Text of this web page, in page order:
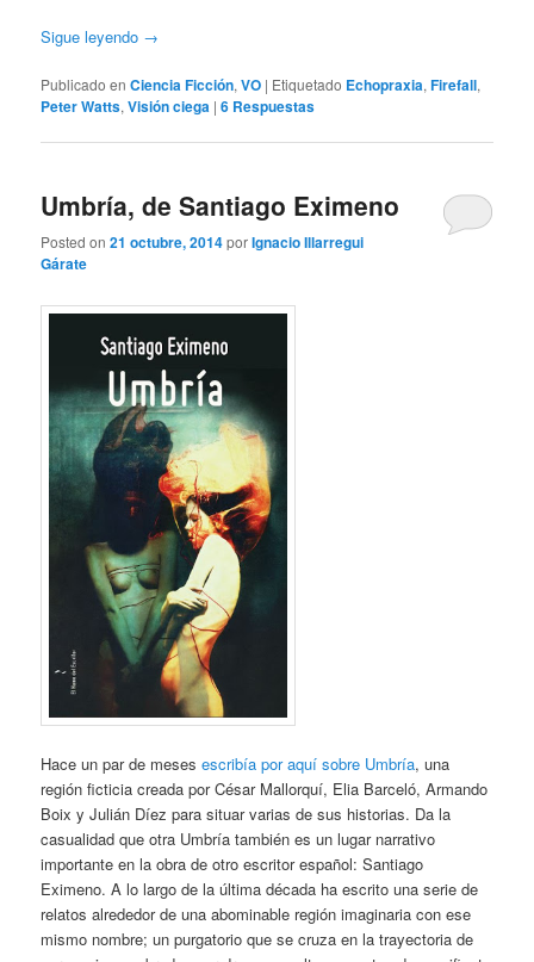
Sigue leyendo →
Publicado en Ciencia Ficción,VO | Etiquetado Echopraxia,Firefall,
Peter Watts,Visión ciega |6 Respuestas
Umbría, de Santiago Eximeno
Posted on21 octubre, 2014porIgnacio Illarregui
Gárate
Hace un par de mesesescribía por aquí sobre Umbría, una
región ficticia creada por César Mallorquí, Elia Barceló, Armando
Boix y Julián Díez para situar varias de sus historias. Da la
casualidad que otra Umbría también es un lugar narrativo
importante en la obra de otro escritor español: Santiago
Eximeno. A lo largo de la última década ha escrito una serie de
relatos alrededor de una abominable región imaginaria con ese
mismo nombre; un purgatorio que se cruza en la trayectoria de